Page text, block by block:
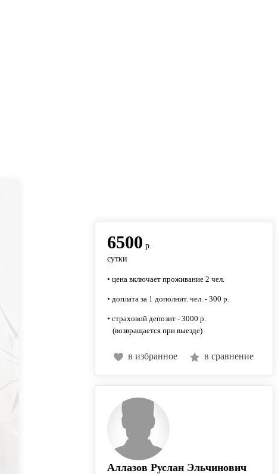
6500 р.
сутки
• цена включает проживание 2 чел.
• доплата за 1 дополнит. чел. - 300 р.
• страховой депозит - 3000 р.
(возвращается при выезде)
в избранное в сравнение
Аллазов Руслан Эльчинович